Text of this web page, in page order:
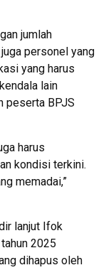
jumlah
personel yang
yang harus
lain
peserta BPJS
harus
kondisi terkini.
memadai,”
lanjut Ifok
2025
dihapus oleh